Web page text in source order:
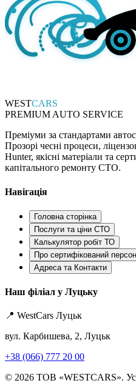
WESTCARS
PREMIUM AUTO SERVICE
Преміуми за стандартами
Прозорі чесні процеси,
Hunter, якісні матеріали та
капітального ремонту СТО.
Навігація
Головна сторінка
Послуги та ціни СТО
Калькулятор робіт ТО
Про сертифікований
Адреса та Контакти
Наш філіал у Луцьку
📍 WestCars Луцьк
вул. Карбишева, 2, Луцьк
+38 (066) 777 20 00
© 2026 ТОВ «WESTCARS».